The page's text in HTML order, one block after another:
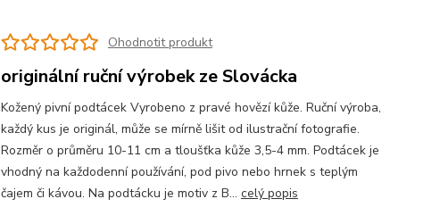
Ohodnotit produkt
originální ruční výrobek ze Slovácka
Kožený pivní podtácek Vyrobeno z pravé hovězí kůže. Ruční výroba,
každý kus je originál, může se mírně lišit od ilustrační fotografie.
Rozměr o průměru 10-11 cm a tloušťka kůže 3,5-4 mm. Podtácek je
vhodný na každodenní používání, pod pivo nebo hrnek s teplým
čajem či kávou. Na podtácku je motiv z B... celý popis